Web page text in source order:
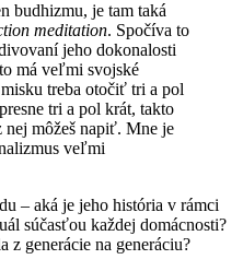
budhizmu, je tam taká
meditation. Spočíva to
jeho dokonalosti
má veľmi svojské
treba otočiť tri a pol
tri a pol krát, takto
nej môžeš napiť. Mne je
veľmi
– aká je jeho história v rámci
súčasťou každej domácnosti?
z generácie na generáciu?